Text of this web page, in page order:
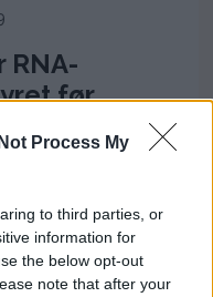
Process My
to third parties, or
information for
the below opt-out
note that after your
RNA-
før
i genterapi
Kan ta av
pause